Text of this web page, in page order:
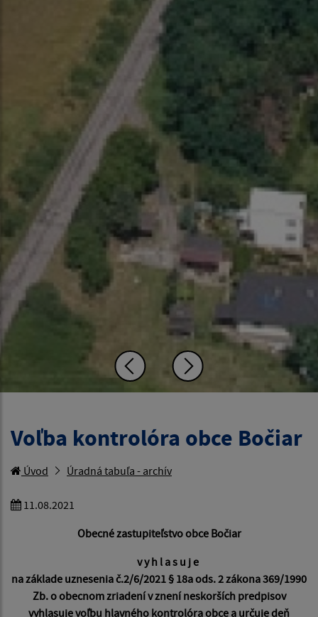
Voľba kontrolóra obce Bočiar
Úvod Úradná tabuľa - archív
11.08.2021
Obecné zastupiteľstvo obce Bočiar
v y h l a s u j e
na základe uznesenia č.2/6/2021 § 18a ods. 2 zákona 369/1990
Zb. o obecnom zriadení v znení neskorších predpisov
vyhlasuje voľbu hlavného kontrolóra obce a určuje deň